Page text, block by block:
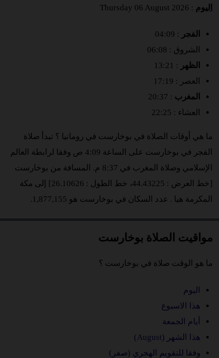
اليوم: Thursday 06 August 2026
الفجر : 04:09
الشروق : 06:08
الظهر : 13:21
العصر : 17:19
المغرب: 20:37
العشاء : 22:25
ما هي أوقات الصلاة في بوخارست في رومانيا ؟ تبدأ صلاة
الفجر في بوخارست على الساعة 4:09 ص وفقا لرابطة العالم
الإسلامي وصلاة المغرب في 8:37 م. المسافة من بوخارست
[خط العرض : 44.43225، خط الطول : 26.10626] إلى مكة
المكرمة هيا . عدد السكان في بوخارست هو 1,877,155.
مواقيت الصلاة بوخارست
ما هو الوقت صلاة في بوخارست ؟
اليوم
هذا الاسبوع
أيام الجمعة
هذا الشهر (August)
وفقا للتقويم الهجري (صفر)